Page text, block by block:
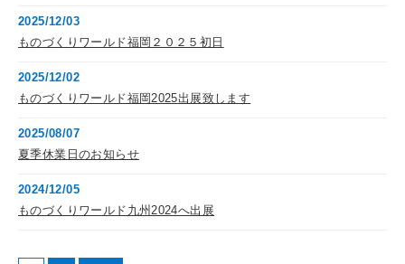
2025/12/03
ものづくりワールド福岡２０２５初日
2025/12/02
ものづくりワールド福岡2025出展致します
2025/08/07
夏季休業日のお知らせ
2024/12/05
ものづくりワールド九州2024へ出展